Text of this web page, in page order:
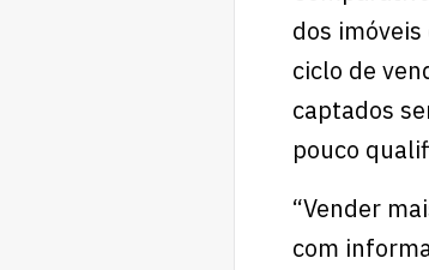
dos
ciclo de
captados
pouco
“Vender
com